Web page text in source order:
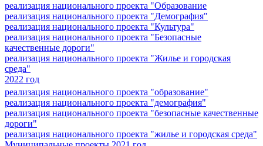
реализация национального проекта "Образование
реализация национального проекта "Демография"
реализация национального проекта "Культура"
реализация национального проекта "Безопасные
качественные дороги"
реализация национального проекта "Жилье и городская
среда"
2022 год
реализация национального проекта "образование"
реализация национального проекта "демография"
реализация национального проекта "безопасные качественные
дороги"
реализация национального проекта "жилье и городская среда"